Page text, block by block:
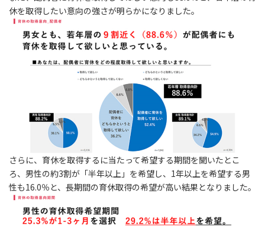
休を取得したい意向の強さが明らかになりました。
さらに、育休を取得するに当たって希望する期間を聞いたとこ
ろ、男性の約3割が「半年以上」を希望し、1年以上を希望する男
性も16.0％と、長期間の育休取得の希望が高い結果となりました。